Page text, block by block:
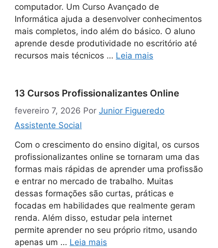
computador. Um Curso Avançado de
Informática ajuda a desenvolver conhecimentos
mais completos, indo além do básico. O aluno
aprende desde produtividade no escritório até
recursos mais técnicos … Leia mais
13 Cursos Profissionalizantes Online
fevereiro 7, 2026 Por Junior Figueredo
Assistente Social
Com o crescimento do ensino digital, os cursos
profissionalizantes online se tornaram uma das
formas mais rápidas de aprender uma profissão
e entrar no mercado de trabalho. Muitas
dessas formações são curtas, práticas e
focadas em habilidades que realmente geram
renda. Além disso, estudar pela internet
permite aprender no seu próprio ritmo, usando
apenas um … Leia mais